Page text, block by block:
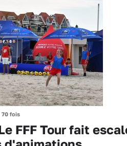
70 fois
FFF Tour fait